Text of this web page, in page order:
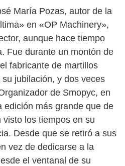
María Pozas, autor de la
en «OP Machinery»,
aunque hace tiempo
Fue durante un montón de
fabricante de martillos
jubilación, y dos veces
de Smopyc, en
edición más grande que de
los tiempos en su
Desde que se retiró a sus
vez de dedicarse a la
el ventanal de su